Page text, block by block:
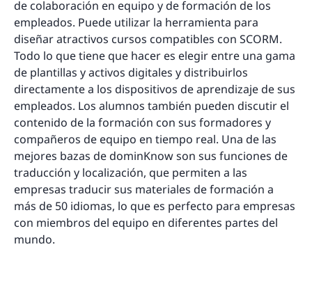
de colaboración en equipo y de formación de los
empleados. Puede utilizar la herramienta para
diseñar atractivos cursos compatibles con SCORM.
Todo lo que tiene que hacer es elegir entre una gama
de plantillas y activos digitales y distribuirlos
directamente a los dispositivos de aprendizaje de sus
empleados. Los alumnos también pueden discutir el
contenido de la formación con sus formadores y
compañeros de equipo en tiempo real. Una de las
mejores bazas de dominKnow son sus funciones de
traducción y localización, que permiten a las
empresas traducir sus materiales de formación a
más de 50 idiomas, lo que es perfecto para empresas
con miembros del equipo en diferentes partes del
mundo.